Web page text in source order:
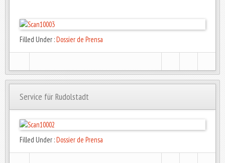
Filled Under :Dossier de Prensa
Service für Rudolstadt
Filled Under :Dossier de Prensa